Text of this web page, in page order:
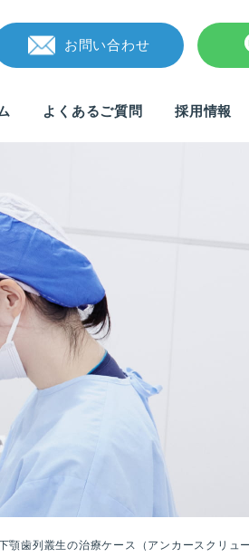
お問い合わせ
よくあるご質問 採用情報
下顎歯列叢生の治療ケース（アンカースクリュ